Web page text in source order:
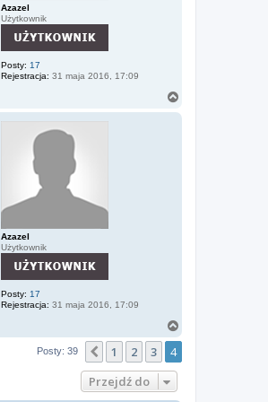
Azazel
Użytkownik
Posty: 17
Rejestracja: 31 maja 2016, 17:09
Azazel
Użytkownik
Posty: 17
Rejestracja: 31 maja 2016, 17:09
ó
Posty: 39 Poprzednia
1 2 3 4
Przejdź do